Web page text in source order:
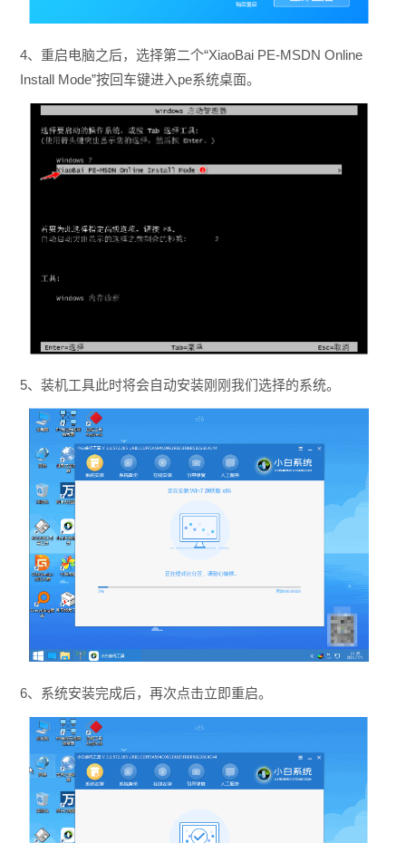
4、重启电脑之后，选择第二个“XiaoBai PE-MSDN Online
Install Mode”按回车键进入pe系统桌面。
5、装机工具此时将会自动安装刚刚我们选择的系统。
6、系统安装完成后，再次点击立即重启。